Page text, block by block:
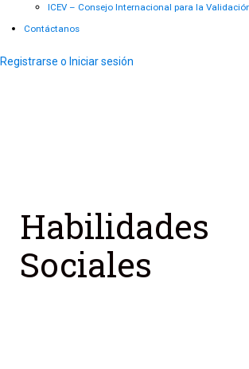
ICEV – Consejo Internacional para la
Contáctanos
Registrarse o Iniciar sesión
Habilidades
Sociales